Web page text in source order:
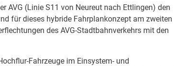
AVG (Linie S11 von Neureut nach Ettlingen) den
für dieses hybride Fahrplankonzept am zweiten
des AVG-Stadtbahnverkehrs mit den
Fahrzeuge im Einsystem- und